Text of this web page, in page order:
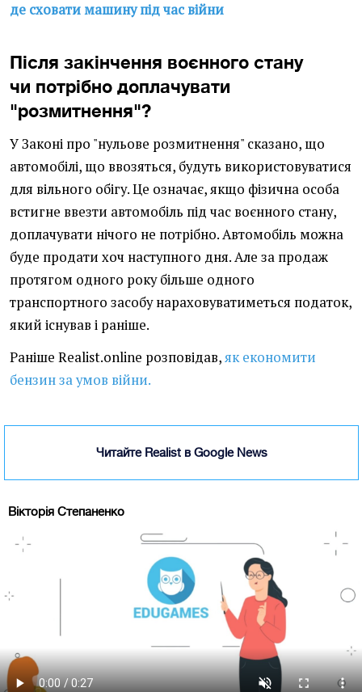
де сховати машину під час війни
Після закінчення воєнного стану
чи потрібно доплачувати
"розмитнення"?
У Законі про "нульове розмитнення" сказано, що
автомобілі, що ввозяться, будуть використовуватися
для вільного обігу. Це означає, якщо фізична особа
встигне ввезти автомобіль під час воєнного стану,
доплачувати нічого не потрібно. Автомобіль можна
буде продати хоч наступного дня. Але за продаж
протягом одного року більше одного
транспортного засобу нараховуватиметься податок,
який існував і раніше.
Раніше Realist.online розповідав,як економити
бензин за умов війни.
Читайте Realist в Google News
Вікторія Степаненко